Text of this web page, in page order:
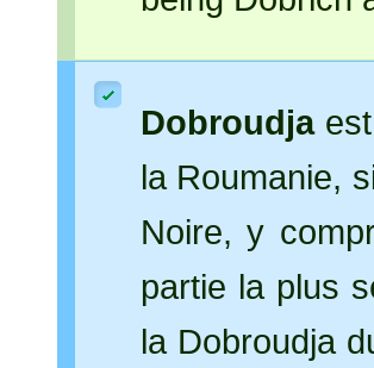
Dobroudjaest
la Roumanie,
Noire, y
partie la plus
la Dobroudja